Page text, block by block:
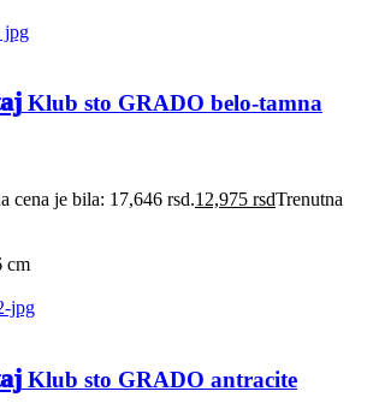
Klub sto GRADO belo-tamna
cena je bila: 17,646 rsd.12,975 rsdTrenutna
cm
Klub sto GRADO antracite